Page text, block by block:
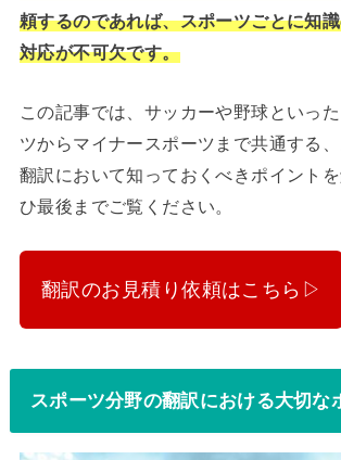
頼するのであれば、スポーツごとに知
対応が不可欠です。
この記事では、サッカーや野球といっ
ツからマイナースポーツまで共通する
翻訳において知っておくべきポイント
ひ最後までご覧ください。
翻訳のお見積り依頼はこちら▷
スポーツ分野の翻訳における大切な